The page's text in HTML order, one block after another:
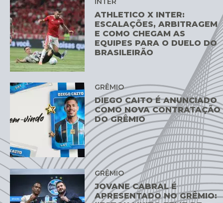
ATHLETICO X INTER:
ESCALAÇÕES, ARBITRAGEM
E COMO CHEGAM AS
EQUIPES PARA O DUELO DO
BRASILEIRÃO
GRÊMIO
DIEGO CAITO É ANUNCIADO
COMO NOVA CONTRATAÇÃO
DO GRÊMIO
GRÊMIO
JOVANE CABRAL É
APRESENTADO NO GRÊMIO: